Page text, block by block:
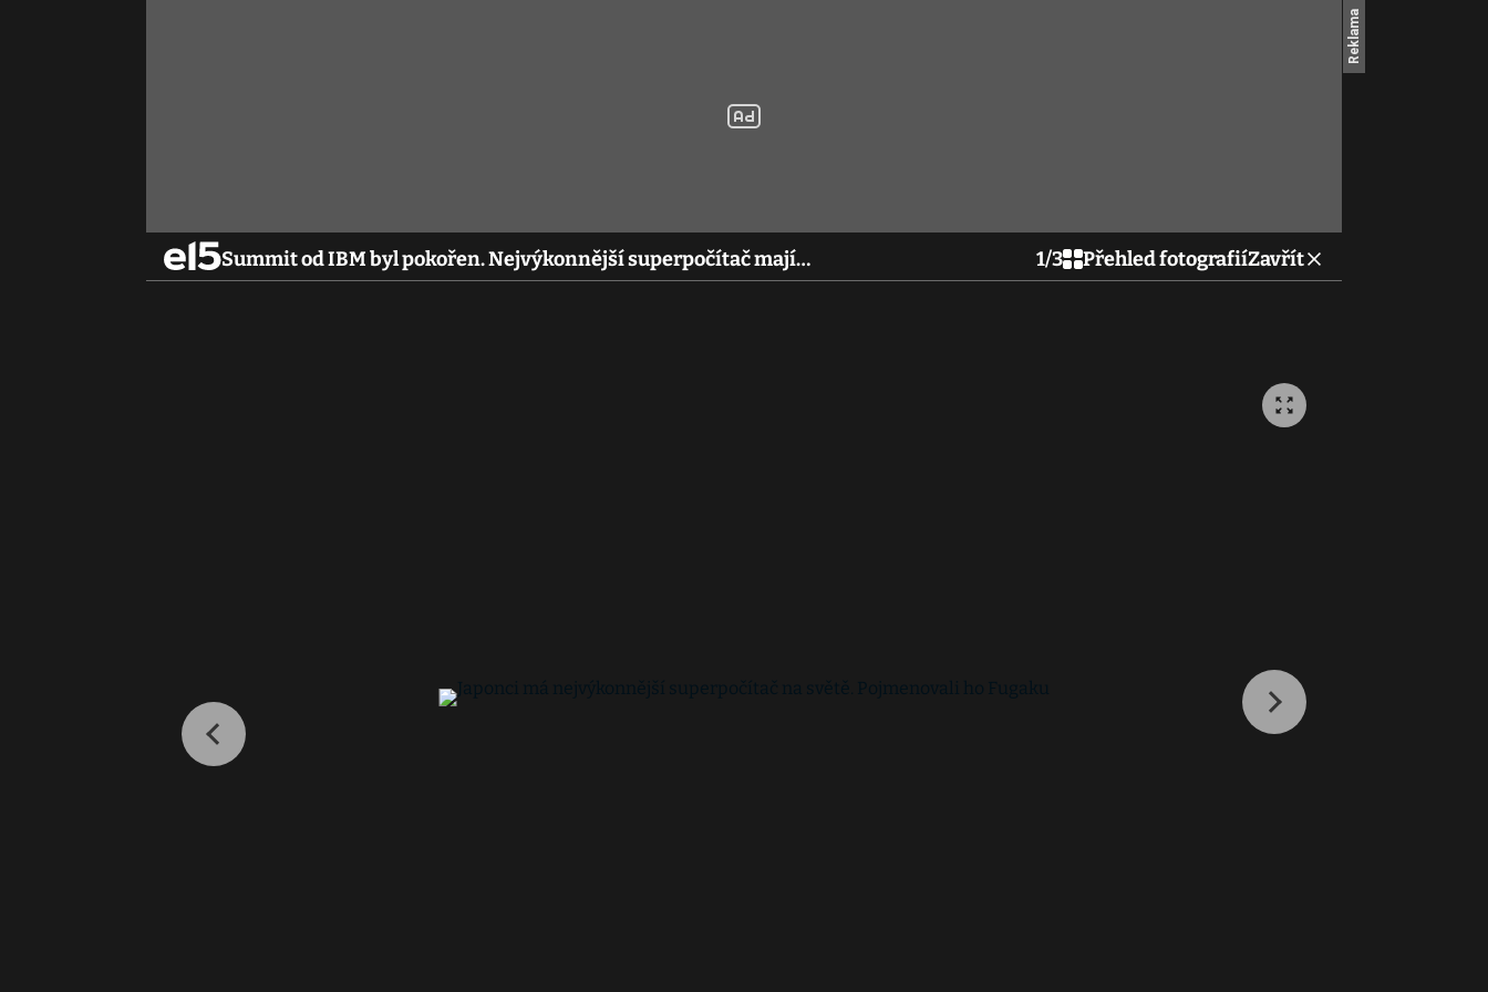
Summit od IBM byl pokořen. Nejvýkonnější superpočítač mají… 1/3 Přehled fotografiíZavřít